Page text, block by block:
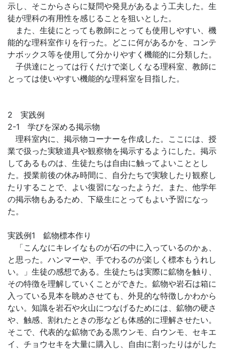
示し、そこからさらに疑問や発見があるよう工夫した。生
徒が理科の有用性を感じることを狙いとした。
また、生徒にとっても教師にとっても使用しやすい、機
能的な理科室作りを行った。どこに何があるかを、コンテ
ナボックス等を使用して分かりやすく機能的に分類した。
子供達にとっては行くだけで楽しくなる理科室、教師に
とっては使いやすい機能的な理科室を目指した。
2 実践例
2-1 学びを深める掲示物
理科室内に、掲示物コーナーを作成した。ここには、授
業で扱った実験道具や観察物を掲示するようにした。掲示
してあるものは、生徒たちは自由に触ってよいこととし
た。授業前後の休み時間に、自分たちで実験したり観察し
たりすることで、よい復習になったようだ。また、他学年
の掲示物もあるため、下級生にとってもよい予習になっ
た。
実践例1 鉱物標本作り
「こんなにキレイなものが石の中に入っているのかぁ、
と思った。ハンマーや、手でわるのが楽しく標本もうれし
い。」生徒の感想である。生徒たちは実際に鉱物を触り、
その特徴を理解していくことができた。鉱物や岩石は箱に
入っている見本を眺めさせても、外見的な特徴しかわから
ない。知識を岩石や火山につなげるためには、鉱物の硬さ
や、触感、割れたときの形なども体感的に理解させたい。
そこで、代表的な鉱物である黒ウンモ、白ウンモ、セキエ
イ、チョウセキを大量に購入し、自由に割ったりはがした